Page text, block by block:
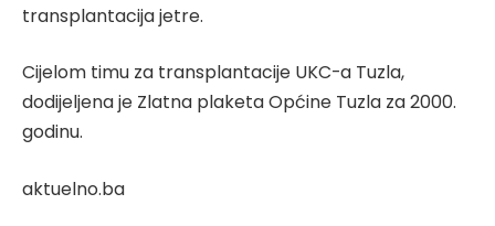
transplantacija jetre.
Cijelom timu za transplantacije UKC-a Tuzla,
dodijeljena je Zlatna plaketa Općine Tuzla za 2000.
godinu.
aktuelno.ba